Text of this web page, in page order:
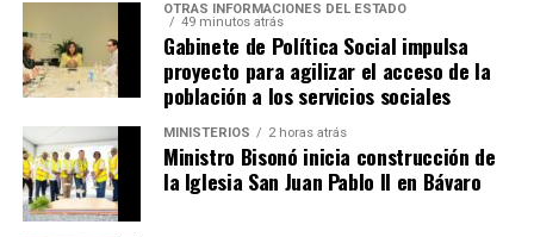
OTRAS INFORMACIONES DEL ESTADO
49 minutos atrás
Gabinete de Política Social impulsa
proyecto para agilizar el acceso de la
población a los servicios sociales
MINISTERIOS 2 horas atrás
Ministro Bisonó inicia construcción de
la Iglesia San Juan Pablo II en Bávaro